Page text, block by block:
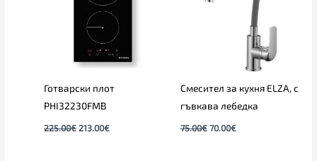
Готварски плот
PHI32230FMB
225.00€ 213.00€
Смесител за кухня ELZA, с
гъвкава лебедка
75.00€ 70.00€